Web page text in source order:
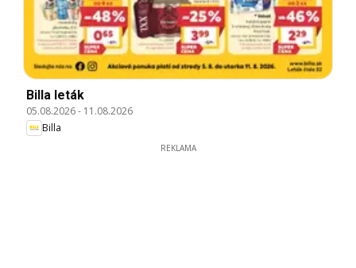
Billa leták
05.08.2026- 11.08.2026
Billa
REKLAMA